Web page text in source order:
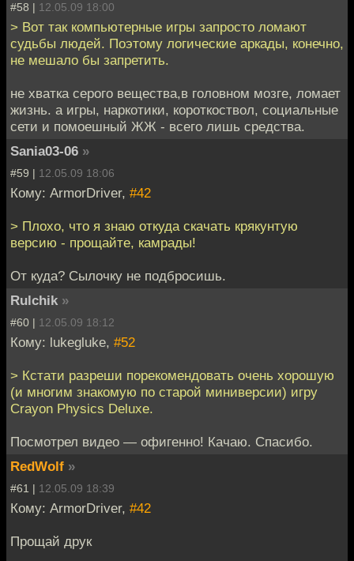
#58 | 12.05.09 18:00
> Вот так компьютерные игры запросто ломают
судьбы людей. Поэтому логические аркады, конечно,
не мешало бы запретить.
не хватка серого вещества,в головном мозге, ломает
жизнь. а игры, наркотики, короткоствол, социальные
сети и помоешный ЖЖ - всего лишь средства.
Sania03-06 »
#59 | 12.05.09 18:06
Кому: ArmorDriver, #42
> Плохо, что я знаю откуда скачать крякунтую
версию - прощайте, камрады!
От куда? Сылочку не подбросишь.
Rulchik »
#60 | 12.05.09 18:12
Кому: lukegluke, #52
> Кстати разреши порекомендовать очень хорошую
(и многим знакомую по старой миниверсии) игру
Crayon Physics Deluxe.
Посмотрел видео — офигенно! Качаю. Спасибо.
RedWolf »
#61 | 12.05.09 18:39
Кому: ArmorDriver, #42
Прощай друк